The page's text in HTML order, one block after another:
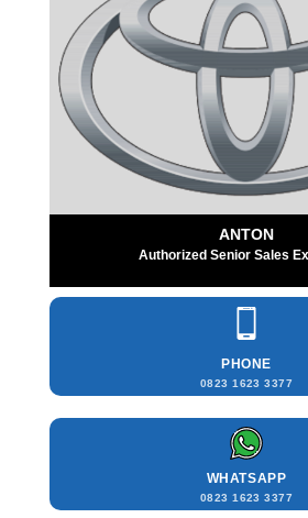
ANTON
Authorized Senior Sales
PHONE
0823 1623 3377
WHATSAPP
0823 1623 3377